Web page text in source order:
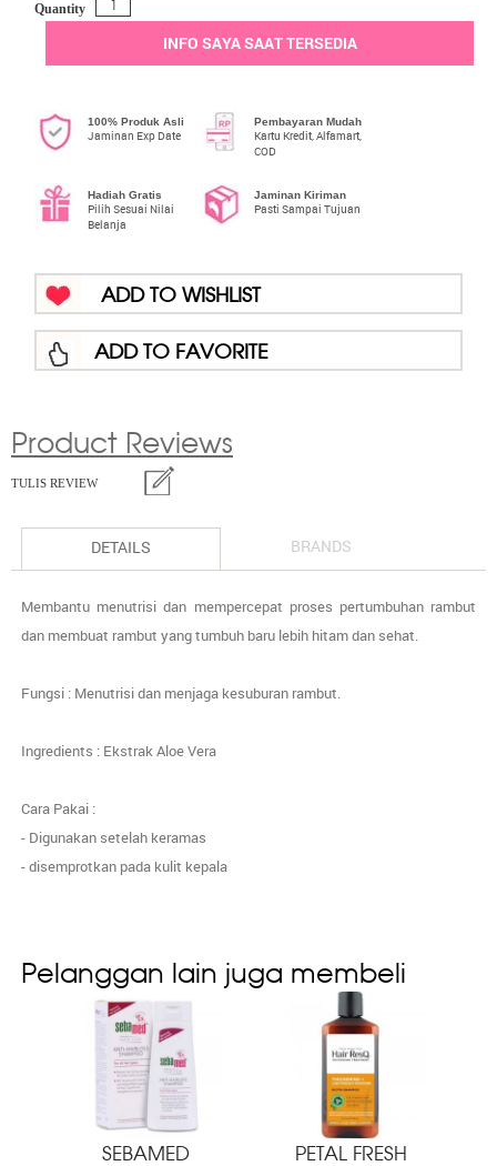
Quantity
INFO SAYA SAAT TERSEDIA
100% Produk Asli
Jaminan Exp Date
Pembayaran Mudah
Kartu Kredit, Alfamart,
COD
Hadiah Gratis
Pilih Sesuai Nilai
Belanja
Jaminan Kiriman
Pasti Sampai Tujuan
ADD TO WISHLIST
ADD TO FAVORITE
Product Reviews
TULIS REVIEW
DETAILS BRANDS
Membantu menutrisi dan mempercepat proses pertumbuhan rambut
dan membuat rambut yang tumbuh baru lebih hitam dan sehat.
Fungsi : Menutrisi dan menjaga kesuburan rambut.
Ingredients : Ekstrak Aloe Vera
Cara Pakai :
- Digunakan setelah keramas
- disemprotkan pada kulit kepala
Pelanggan lain juga membeli
SEBAMED PETAL FRESH